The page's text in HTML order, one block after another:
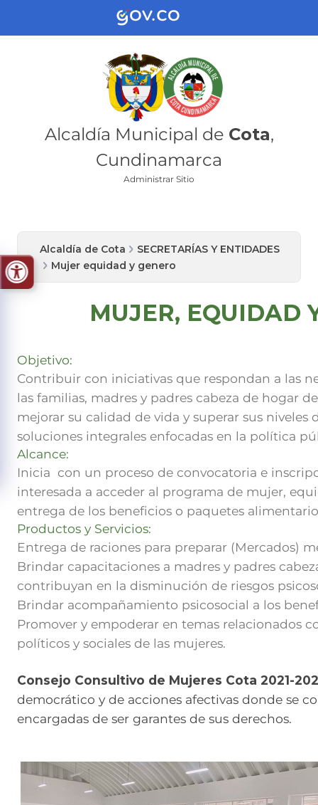
Alcaldía Municipal de Cota,
Cundinamarca
Administrar Sitio
Alcaldía de Cota
SECRETARÍAS Y ENTIDADES
Mujer equidad y genero
MUJER, EQUIDAD
Objetivo:
Contribuir con iniciativas que respondan a las
las familias, madres y padres cabeza de hogar
mejorar su calidad de vida y superar sus niveles
soluciones integrales enfocadas en la política
Alcance:
Inicia con un proceso de convocatoria e
interesada a acceder al programa de mujer,
entrega de los beneficios o paquetes
Productos y Servicios:
Entrega de raciones para preparar (Mercados)
Brindar capacitaciones a madres y padres
contribuyan en la disminución de riesgos
Brindar acompañamiento psicosocial a los
Promover y empoderar en temas relacionados
políticos y sociales de las mujeres.
Consejo Consultivo de Mujeres Cota 2021-
democrático y de acciones afectivas donde se
encargadas de ser garantes de sus derechos.